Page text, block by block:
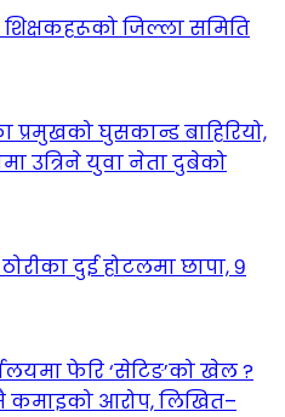
शिक्षकहरूको जिल्ला समिति
प्रमुखको घुसकान्ड बाहिरियो,
उत्रिने युवा नेता दुबेको
दुई होटलमा छापा, ९
फेरि ‘सेटिङ’को खेल ?
कमाइको आरोप, लिखित–